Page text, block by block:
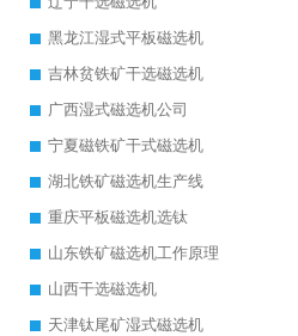
黑龙江湿式平板磁选机
吉林贫铁矿干选磁选机
广西湿式磁选机公司
宁夏磁铁矿干式磁选机
湖北铁矿磁选机生产线
重庆平板磁选机选钛
山东铁矿磁选机工作原理
山西干选磁选机
天津钛尾矿湿式磁选机